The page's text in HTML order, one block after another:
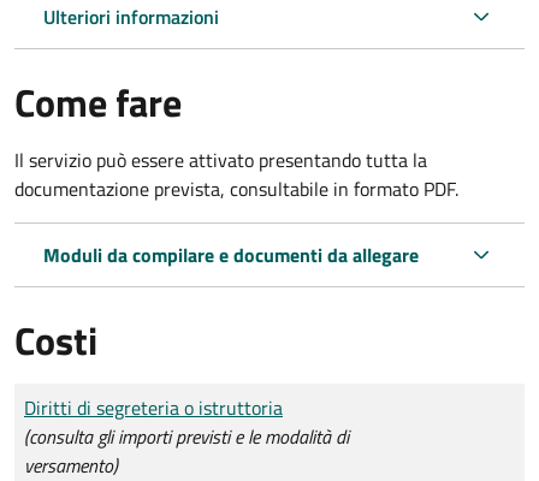
Ulteriori informazioni
Come fare
Il servizio può essere attivato presentando tutta la
documentazione prevista, consultabile in formato PDF.
Moduli da compilare e documenti da allegare
Costi
Tipo di pagamento
Importo
Diritti di segreteria o istruttoria
(consulta gli importi previsti e le modalità di
versamento)